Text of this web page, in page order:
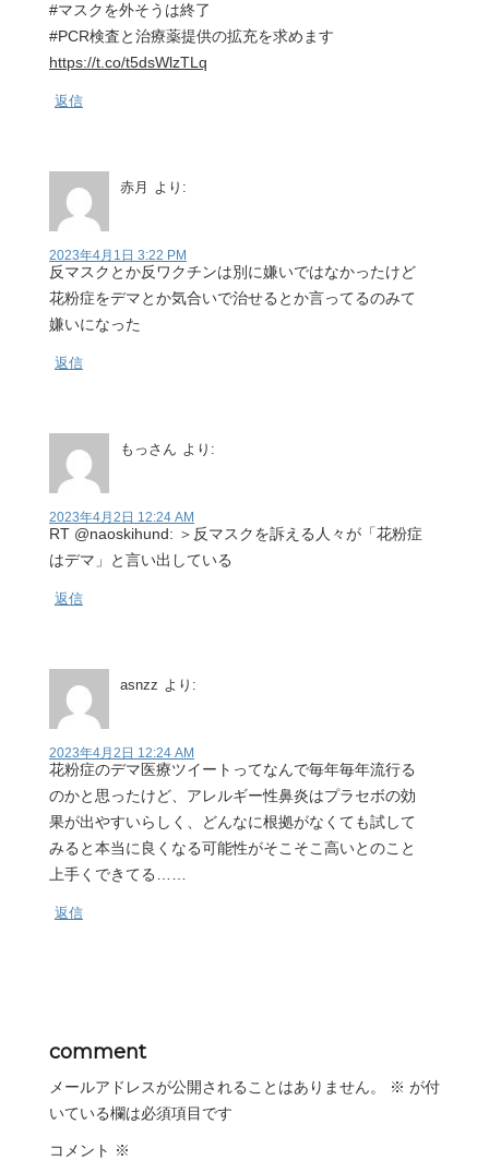
#マスクを外そうは終了
#PCR検査と治療薬提供の拡充を求めます
https://t.co/t5dsWlzTLq
返信
赤月 より:
2023年4月1日 3:22 PM
反マスクとか反ワクチンは別に嫌いではなかったけど
花粉症をデマとか気合いで治せるとか言ってるのみて
嫌いになった
返信
もっさん より:
2023年4月2日 12:24 AM
RT @naoskihund: ＞反マスクを訴える人々が「花粉症
はデマ」と言い出している
返信
asnzz より:
2023年4月2日 12:24 AM
花粉症のデマ医療ツイートってなんで毎年毎年流行る
のかと思ったけど、アレルギー性鼻炎はプラセボの効
果が出やすいらしく、どんなに根拠がなくても試して
みると本当に良くなる可能性がそこそこ高いとのこと
上手くできてる……
返信
comment
メールアドレスが公開されることはありません。 ※ が付
いている欄は必須項目です
コメント ※